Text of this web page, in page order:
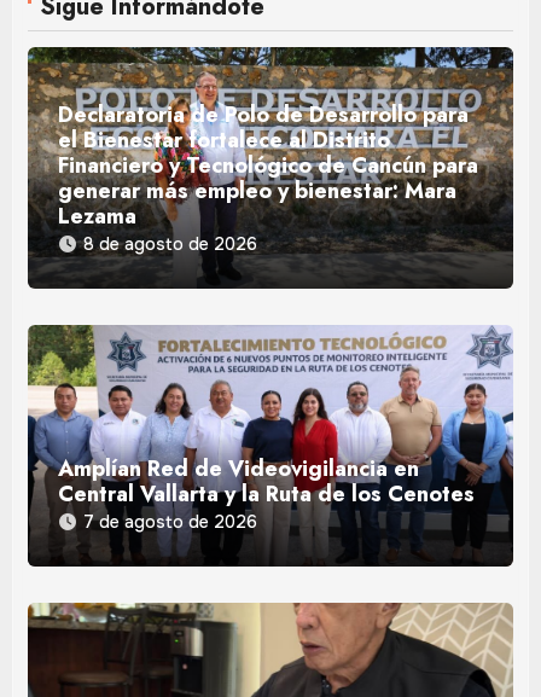
Declaratoria de Polo de Desarrollo para
el Bienestar fortalece al Distrito
Financiero y Tecnológico de Cancún para
generar más empleo y bienestar: Mara
Lezama
8 de agosto de 2026
Amplían Red de Videovigilancia en
Central Vallarta y la Ruta de los Cenotes
7 de agosto de 2026